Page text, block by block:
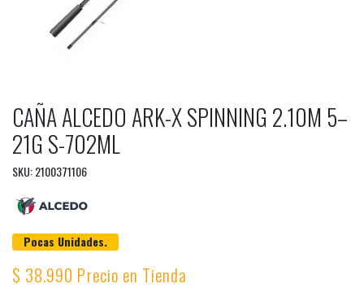
CAÑA ALCEDO ARK-X SPINNING 2.10M 5–
21G S-702ML
SKU: 2100371106
Pocas Unidades.
$ 38.990 Precio en Tienda